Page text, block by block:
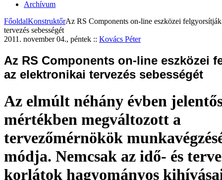
Archívum
FőoldalKonstruktőrAz RS Components on-line eszközei
tervezés sebességét
2011. november 04., péntek :: Kovács Péter
Az RS Components on-line eszközei
az elektronikai tervezés sebességét
Az elmúlt néhány évben
mértékben megváltozott a
tervezőmérnökök
módja. Nemcsak az idő- és
korlátok hagyományos